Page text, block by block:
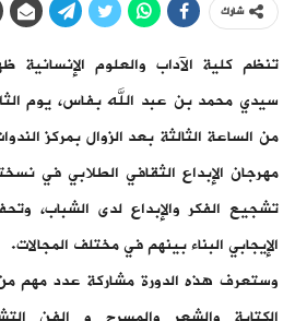
شارك
تنظم كلية الآداب والعلوم الإنسانية
من الساعة الثالثة بعد الزوال بمركز
مهرجان الإبداع الثقافي الطلابي في
تشجيع الفكر والإبداع لدى الشباب،
الإيجابي البناء بينهم في مختلف المجالات.
وستعرف هذه الدورة مشاركة عدد